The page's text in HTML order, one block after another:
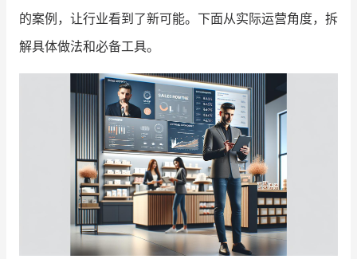
社群交流
合作共进
认证代理商
认证服务商 设计服务商
数据通服务
的案例，让行业看到了新可能。下面从实际运营角度，拆
解具体做法和必备工具。